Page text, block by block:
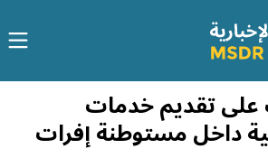
تقديم خدمات
داخل مستوطنة إفرات